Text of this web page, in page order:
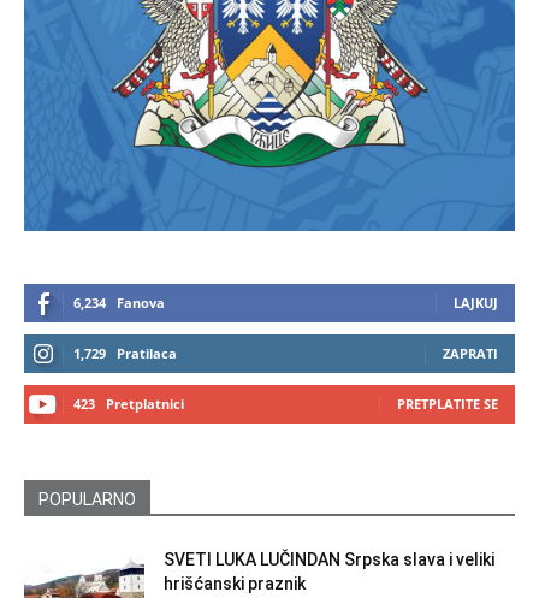
6,234 Fanova LAJKUJ
1,729 Pratilaca ZAPRATI
423 Pretplatnici PRETPLATITE SE
POPULARNO
SVETI LUKA LUČINDAN Srpska slava i veliki
hrišćanski praznik